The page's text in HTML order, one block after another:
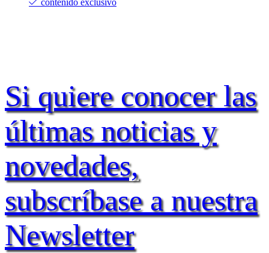
contenido exclusivo
Si quiere conocer las
últimas noticias y
novedades,
subscríbase a nuestra
Newsletter